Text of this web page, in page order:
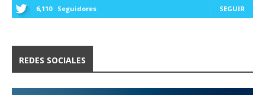
6,110 Seguidores SEGUIR
REDES SOCIALES